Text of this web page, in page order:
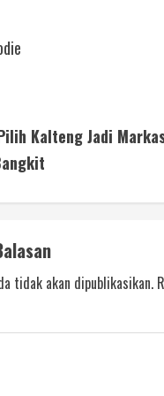
Kalteng Jadi
tidak akan dipublikasikan.